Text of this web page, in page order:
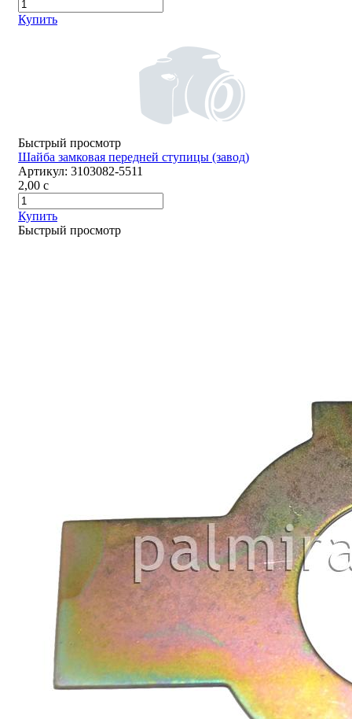
Купить
Быстрый просмотр
Шайба замковая передней ступицы (завод)
Артикул: 3103082-5511
2,00 c
Купить
Быстрый просмотр